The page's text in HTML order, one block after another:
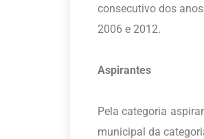
consecutivo dos
2006 e 2012.
Aspirantes
Pela categoria
municipal da